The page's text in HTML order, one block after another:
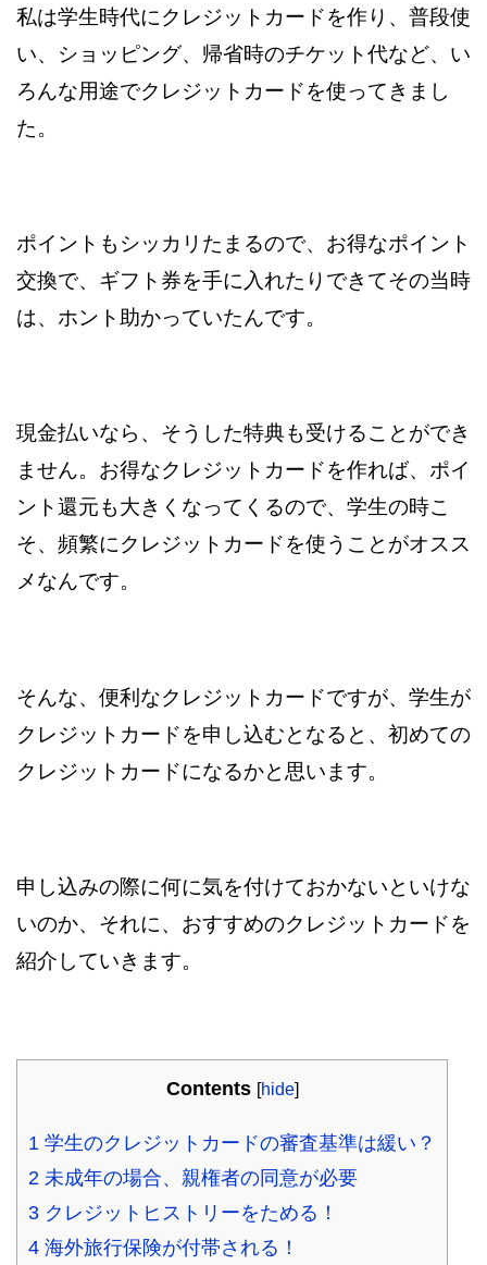
私は学生時代にクレジットカードを作り、普段使
い、ショッピング、帰省時のチケット代など、い
ろんな用途でクレジットカードを使ってきまし
た。
ポイントもシッカリたまるので、お得なポイント
交換で、ギフト券を手に入れたりできてその当時
は、ホント助かっていたんです。
現金払いなら、そうした特典も受けることができ
ません。お得なクレジットカードを作れば、ポイ
ント還元も大きくなってくるので、学生の時こ
そ、頻繁にクレジットカードを使うことがオスス
メなんです。
そんな、便利なクレジットカードですが、学生が
クレジットカードを申し込むとなると、初めての
クレジットカードになるかと思います。
申し込みの際に何に気を付けておかないといけな
いのか、それに、おすすめのクレジットカードを
紹介していきます。
Contents [hide]
1 学生のクレジットカードの審査基準は緩い？
2 未成年の場合、親権者の同意が必要
3 クレジットヒストリーをためる！
4 海外旅行保険が付帯される！